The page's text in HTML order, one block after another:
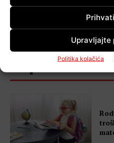
Upravljajte
Politika kolačića
Popularno